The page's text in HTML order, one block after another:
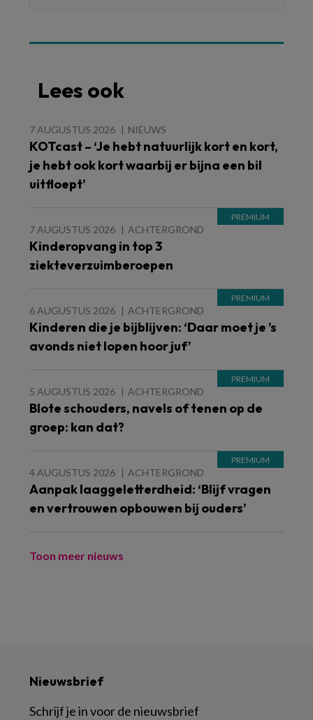
Lees ook
7 AUGUSTUS 2026 NIEUWS
KOTcast – ‘Je hebt natuurlijk kort en kort,
je hebt ook kort waarbij er bijna een bil
uitfloept’
7 AUGUSTUS 2026 ACHTERGROND
Kinderopvang in top 3
ziekteverzuimberoepen
6 AUGUSTUS 2026 ACHTERGROND
Kinderen die je bijblijven: ‘Daar moet je ’s
avonds niet lopen hoor juf’
5 AUGUSTUS 2026 ACHTERGROND
Blote schouders, navels of tenen op de
groep: kan dat?
4 AUGUSTUS 2026 ACHTERGROND
Aanpak laaggeletterdheid: ‘Blijf vragen
en vertrouwen opbouwen bij ouders’
Toon meer nieuws
Nieuwsbrief
Schrijf je in voor de nieuwsbrief